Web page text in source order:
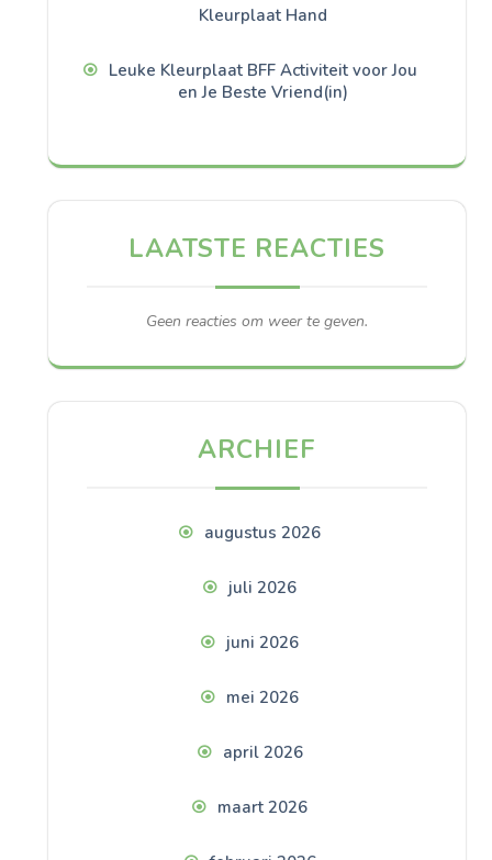
Kleurplaat Hand
Leuke Kleurplaat BFF Activiteit voor Jou
en Je Beste Vriend(in)
LAATSTE REACTIES
Geen reacties om weer te geven.
ARCHIEF
augustus 2026
juli 2026
juni 2026
mei 2026
april 2026
maart 2026